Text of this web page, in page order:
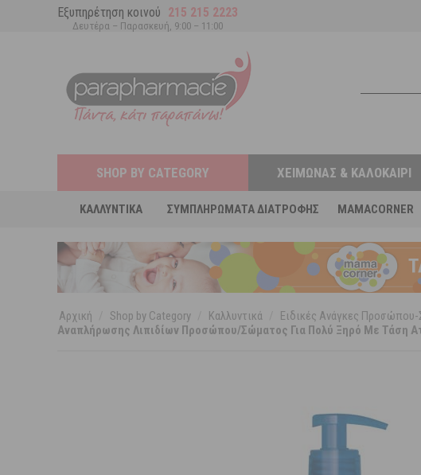
Εξυπηρέτηση κοινού 215 215 2223
Δευτέρα – Παρασκευή, 9:00 – 11:00
SHOP BY CATEGORY
ΚΑΛΛΥΝΤΙΚΆ ΣΥΜΠΛΗΡΏΜΑΤΑ ΔΙΑΤΡΟΦΉΣ MAMACORNER
ΧΕΙΜΏΝΑΣ & ΚΑΛΟΚΑΊΡΙ
Αρχική Shop by Category Καλλυντικά Ειδικές Ανάγκες
Αναπλήρωσης Λιπιδίων Προσώπου/Σώματος Για Πολύ Ξηρό Με Τάση